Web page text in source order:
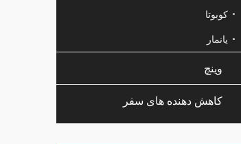
کوبوتا
یانمار
وینچ
کاهش دهنده های سفر